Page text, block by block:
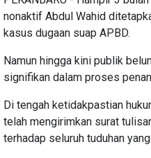
nonaktif Abdul Wahid
kasus dugaan suap APBD.
Namun hingga kini publik
signifikan dalam proses
Di tengah ketidakpastian
telah mengirimkan surat
terhadap seluruh tuduhan